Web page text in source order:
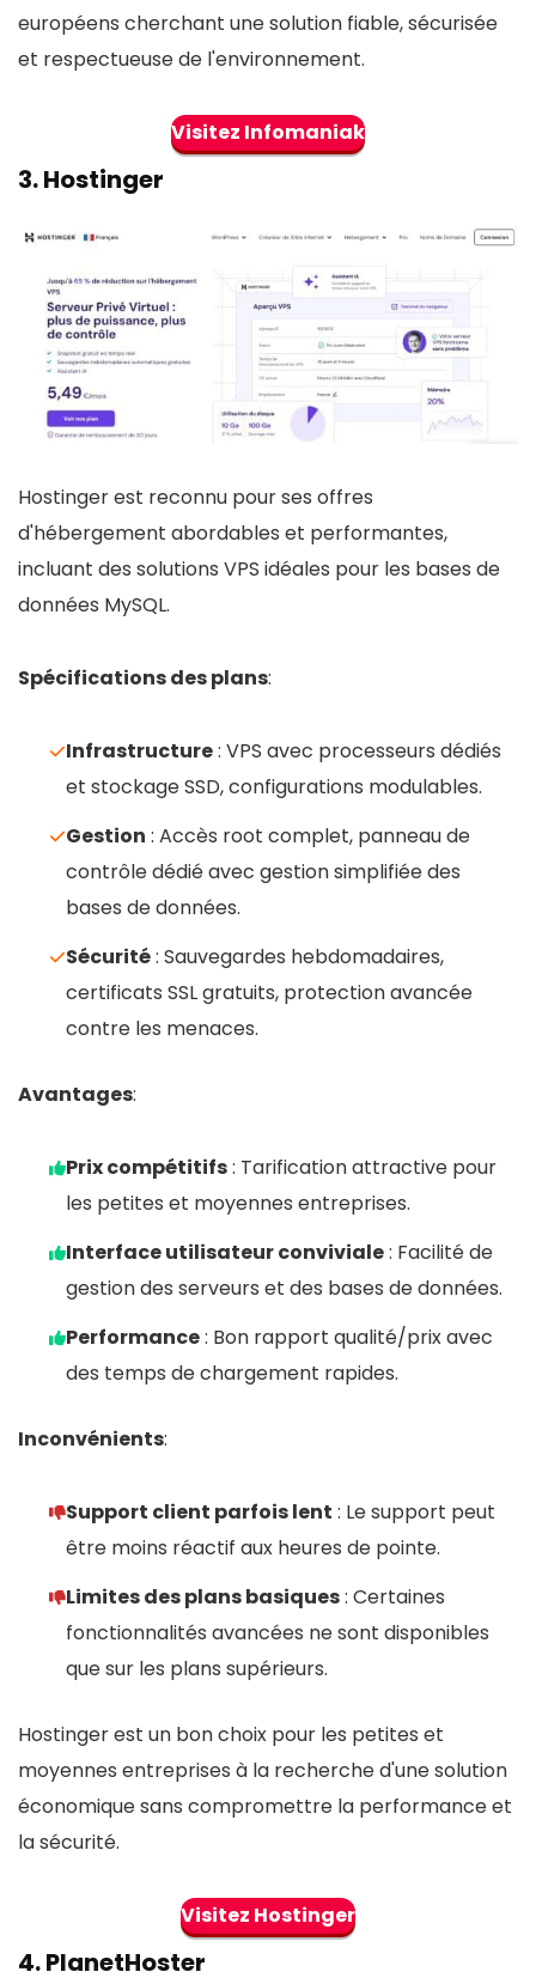
européens cherchant une solution fiable, sécurisée
et respectueuse de l'environnement.
Visitez Infomaniak
3.Hostinger
Hostinger est reconnu pour ses offres
d'hébergement abordables et performantes,
incluant des solutions VPS idéales pour les bases de
données MySQL.
Spécifications des plans:
Infrastructure: VPS avec processeurs dédiés
et stockage SSD, configurations modulables.
Gestion : Accès root complet, panneau de
contrôle dédié avec gestion simplifiée des
bases de données.
Sécurité: Sauvegardes hebdomadaires,
certificats SSL gratuits, protection avancée
contre les menaces.
Avantages:
Prix compétitifs: Tarification attractive pour
les petites et moyennes entreprises.
Interface utilisateur conviviale: Facilité de
gestion des serveurs et des bases de données.
Performance: Bon rapport qualité/prix avec
des temps de chargement rapides.
Inconvénients:
Support client parfois lent : Le support peut
être moins réactif aux heures de pointe.
Limites des plans basiques: Certaines
fonctionnalités avancées ne sont disponibles
que sur les plans supérieurs.
Hostinger est un bon choix pour les petites et
moyennes entreprises à la recherche d'une solution
économique sans compromettre la performance et
la sécurité.
Visitez Hostinger
4.PlanetHoster